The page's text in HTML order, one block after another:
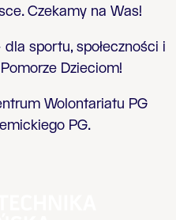
Czekamy na Was!
dla sportu, społeczności i
Dzieciom!
Wolontariatu PG
PG.